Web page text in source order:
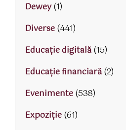
Dewey(1)
Diverse(441)
Educaţie digitală(15)
Educaţie financiară(2)
Evenimente(538)
Expoziție(61)